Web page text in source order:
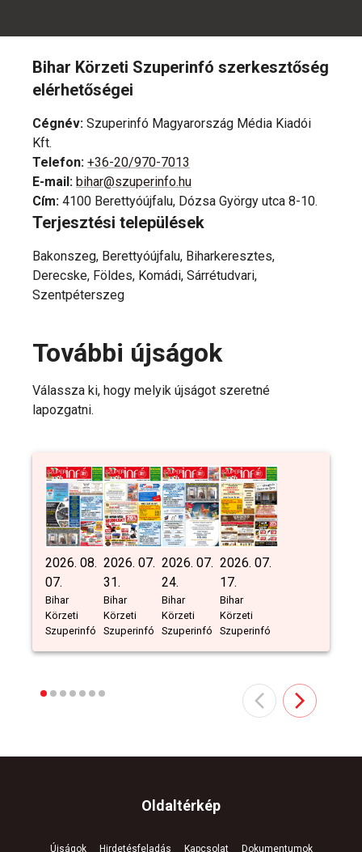
Bihar Körzeti Szuperinfó szerkesztőség
elérhetőségei
Cégnév: Szuperinfó Magyarország Média Kiadói
Kft.
Telefon: +36-20/970-7013
E-mail: bihar@szuperinfo.hu
Cím: 4100 Berettyóújfalu, Dózsa György utca 8-10.
Terjesztési települések
Bakonszeg, Berettyóújfalu, Biharkeresztes,
Derecske, Földes, Komádi, Sárrétudvari,
Szentpéterszeg
További újságok
Válassza ki, hogy melyik újságot szeretné
lapozgatni.
2026. 08.
07.
Bihar
Körzeti
Szuperinfó
2026. 07.
31.
Bihar
Körzeti
Szuperinfó
2026. 07.
24.
Bihar
Körzeti
Szuperinfó
2026. 07.
17.
Bihar
Körzeti
Szuperinfó
Oldaltérkép
Újságok Hirdetésfeladás Kapcsolat Dokumentumok